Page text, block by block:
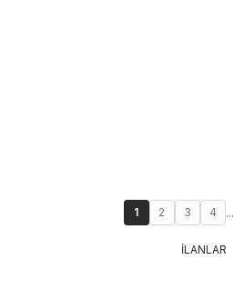
1 2 3 4 ...
İLANLAR